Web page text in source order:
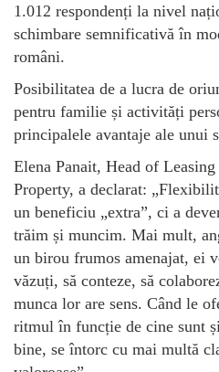
1.012 respondenți la nivel
schimbare semnificativă în
români.
Posibilitatea de a lucra de
pentru familie și activități
principalele avantaje ale unui
Elena Panait, Head of
Property, a declarat:
un beneficiu „extra”, ci a
trăim și muncim. Mai mult,
un birou frumos amenajat, ei
văzuți, să conteze, să
munca lor are sens. Când le
ritmul în funcție de cine sunt
bine, se întorc cu mai multă